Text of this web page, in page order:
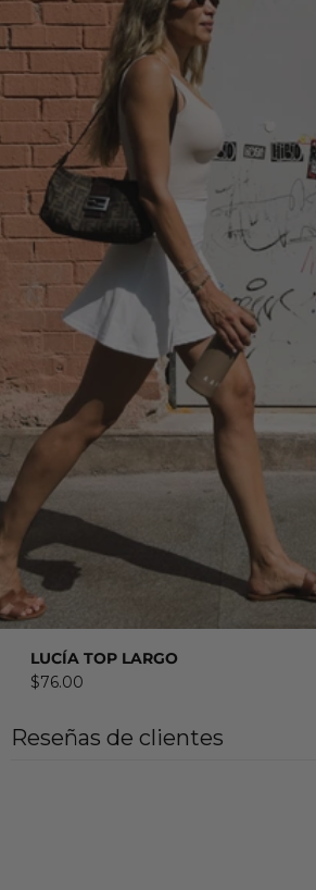
COMPRAR AHORA
LUCÍA TOP LARGO
$76.00
Reseñas de clientes